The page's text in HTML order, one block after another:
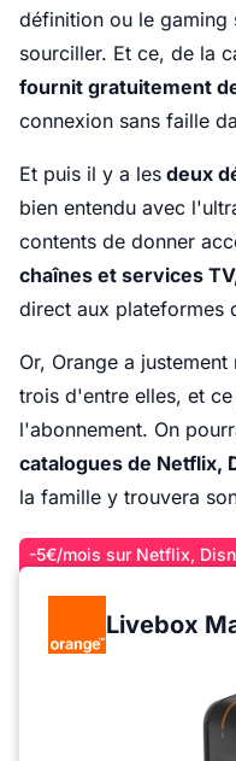
définition ou le gaming
sourciller. Et ce, de la
fournit gratuitement
connexion sans faille
Et puis il y a les deux
bien entendu avec
contents de donner
chaînes et services
direct aux plateformes
Or, Orange a justement
trois d'entre elles, et
l'abonnement. On
catalogues de Netflix,
la famille y trouvera
-5€/mois sur Netflix,
Livebox